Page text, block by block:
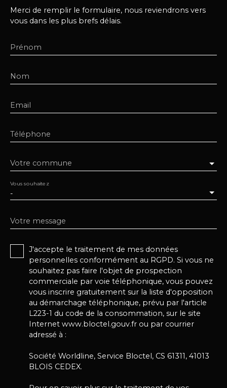
Merci de remplir le formulaire, nous reviendrons vers
vous dans les plus brefs délais.
Prénom
Nom
Email
Téléphone
Votre commune
-
Vous souhaitez
Votre message
J'accepte le traitement de mes données
personnelles conformément au RGPD. Si vous ne
souhaitez pas faire l'objet de prospection
commerciale par voie téléphonique, vous pouvez
vous inscrire gratuitement sur la liste d'opposition
au démarchage téléphonique, prévu par l'article
L223-1 du code de la consommation, sur le site
Internet www.bloctel.gouv.fr ou par courrier
adressé à :
Société Worldline, Service Bloctel, CS 61311, 41013
BLOIS CEDEX.